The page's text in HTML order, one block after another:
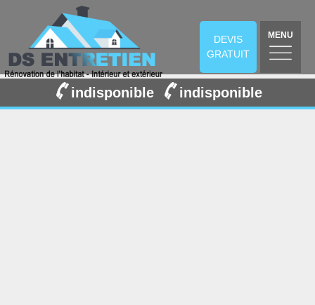
DEVIS
GRATUIT
MENU
indisponible indisponible